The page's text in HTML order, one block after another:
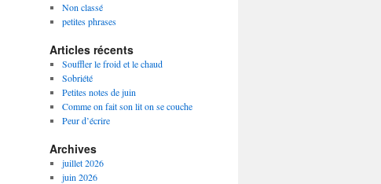
Non classé
petites phrases
Articles récents
Souffler le froid et le chaud
Sobriété
Petites notes de juin
Comme on fait son lit on se couche
Peur d’écrire
Archives
juillet 2026
juin 2026